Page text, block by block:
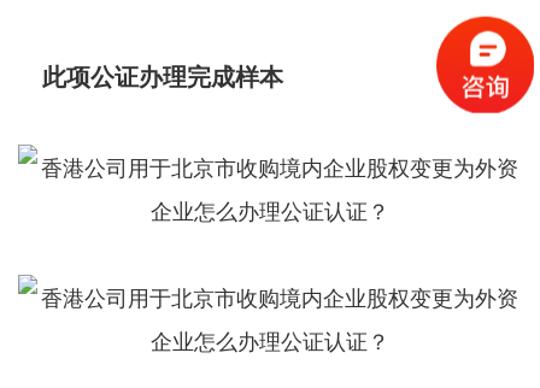
此项公证办理完成样本